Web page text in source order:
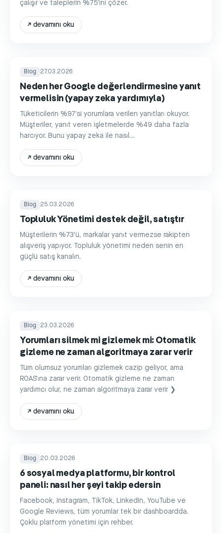
çalışır ve taleplerin %75'ini çözer.
↗ devamını oku
Blog 27.03.2026
Neden her Google değerlendirmesine yanıt
vermelisin (yapay zeka yardımıyla)
Tüketicilerin %97'si yorumlara verilen yanıtları okuyor.
Müşteriler, yanıt veren işletmelerde %49 daha fazla
harcıyor. Bunu yapay zeka ile nasıl
↗ devamını oku
Blog 25.03.2026
Topluluk Yönetimi destek değil, satıştır
Müşterilerin %73'ü, markalar yanıt vermezse rakipten
alışveriş yapıyor. Topluluk yönetimi neden senin en
güçlü satış kanalın.
↗ devamını oku
Blog 23.03.2026
Yorumları silmek mi gizlemek mi: Otomatik
gizleme ne zaman algoritmaya zarar verir
Tüm olumsuz yorumları gizlemek cazip geliyor, ama
ROAS'ına zarar verir. Otomatik gizleme ne zaman
yardımcı olur, ne zaman algoritmaya zarar verir ❯
↗ devamını oku
Blog 20.03.2026
6 sosyal medya platformu, bir kontrol
paneli: nasıl her şeyi takip edersin
Facebook, Instagram, TikTok, LinkedIn, YouTube ve
Google Reviews, tüm yorumlar tek bir dashboardda.
Çoklu platform yönetimi için rehber.